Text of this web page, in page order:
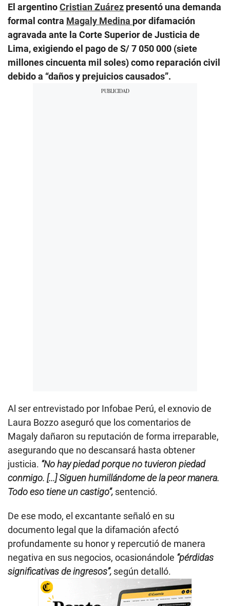
El argentinoCristian Zuárez presentó una demanda
formal contra Magaly Medina por difamación
agravada ante la Corte Superior de Justicia de
Lima, exigiendo el pago de S/ 7 050 000 (siete
millones cincuenta mil soles) como reparación civil
debido a “daños y prejuicios causados”.
Al ser entrevistado por Infobae Perú, el exnovio de
Laura Bozzo aseguró que los comentarios de
Magaly dañaron su reputación de forma irreparable,
asegurando que no descansará hasta obtener
justicia. “No hay piedad porque no tuvieron piedad
conmigo. [...] Siguen humillándome de la peor manera.
Todo eso tiene un castigo”, sentenció.
De ese modo, el excantante señaló en su
documento legal que la difamación afectó
profundamente su honor y repercutió de manera
negativa en sus negocios, ocasionándole “pérdidas
significativas de ingresos”, según detalló.